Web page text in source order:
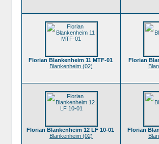
Florian Blankenheim 11 MTF-01
Blankenheim (02)
Florian
Florian Blankenheim 12 LF 10-01
Blankenheim (02)
Florian